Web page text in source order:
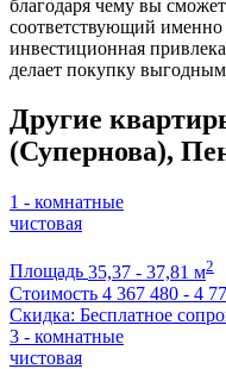
благодаря чему вы
соответствующий
инвестиционная
делает покупку
Другие
(Супернова),
1 - комнатные
чистовая
Площадь 35,37 - 37,81 м2
Стоимость 4 367 480 - 4
Скидка: Бесплатное
3 - комнатные
чистовая